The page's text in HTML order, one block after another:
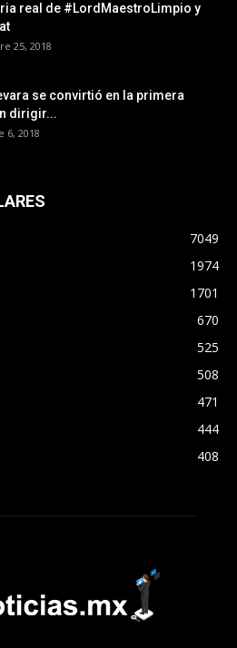
real de #LordMaestroLimpio y
25, 2018
se convirtió en la primera
dirigir...
6, 2018
7049
1974
1701
670
525
508
471
444
408